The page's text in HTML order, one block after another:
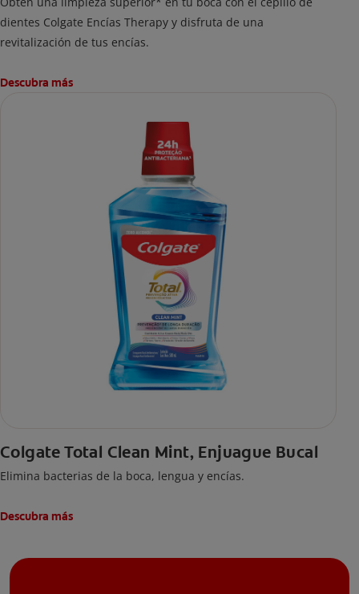
dientes Colgate Encías Therapy y disfruta de una
revitalización de tus encías.
Descubra más
Colgate Total Clean Mint, Enjuague Bucal
Elimina bacterias de la boca, lengua y encías.
Descubra más